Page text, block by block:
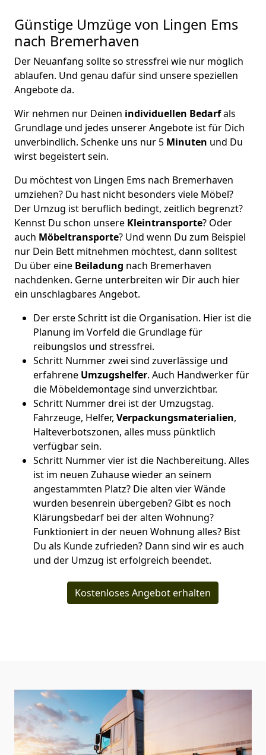
Günstige Umzüge von Lingen Ems
nach Bremer­haven
Der Neuanfang sollte so stressfrei wie nur möglich
ablaufen. Und genau dafür sind unsere speziellen
Angebote da.
Wir nehmen nur Deinen individuellen Bedarfals
Grundlage und jedes unserer Angebote ist für Dich
unverbindlich. Schenke uns nur 5 Minuten und Du
wirst begeistert sein.
Du möchtest von Lingen Ems nach Bremer­haven
umziehen? Du hast nicht besonders viele Möbel?
Der Umzug ist beruflich bedingt, zeitlich begrenzt?
Kennst Du schon unsere Kleintransporte? Oder
auch Möbeltransporte? Und wenn Du zum Beispiel
nur Dein Bett mitnehmen möchtest, dann solltest
Du über eine Beiladung nach Bremer­haven
nachdenken. Gerne unterbreiten wir Dir auch hier
ein unschlagbares Angebot.
Der erste Schritt ist die Organisation. Hier ist die
Planung im Vorfeld die Grundlage für
reibungslos und stressfrei.
Schritt Nummer zwei sind zuverlässige und
erfahrene Umzugshelfer. Auch Handwerker für
die Möbeldemontage sind unverzichtbar.
Schritt Nummer drei ist der Umzugstag.
Fahrzeuge, Helfer, Verpackungsmaterialien,
Halteverbotszonen, alles muss pünktlich
verfügbar sein.
Schritt Nummer vier ist die Nachbereitung. Alles
ist im neuen Zuhause wieder an seinem
angestammten Platz? Die alten vier Wände
wurden besenrein übergeben? Gibt es noch
Klärungsbedarf bei der alten Wohnung?
Funktioniert in der neuen Wohnung alles? Bist
Du als Kunde zufrieden? Dann sind wir es auch
und der Umzug ist erfolgreich beendet.
Kostenloses Angebot erhalten